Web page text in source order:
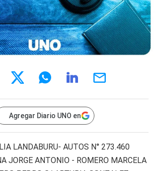
Agregar Diario UNO en
LANDABURU- AUTOS N° 273.460
JORGE ANTONIO - ROMERO MARCELA